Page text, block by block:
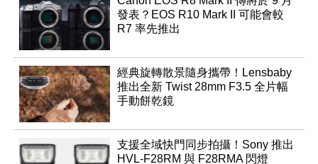
發表？EOS R10 Mark II 可能會較
R7 率先推出
經典旋轉散景隨身攜帶！Lensbaby
推出全新 Twist 28mm F3.5 全片幅
手動餅乾鏡
支援全域快門同步拍攝！Sony 推出
HVL-F28RM 與 F28RMA 閃燈